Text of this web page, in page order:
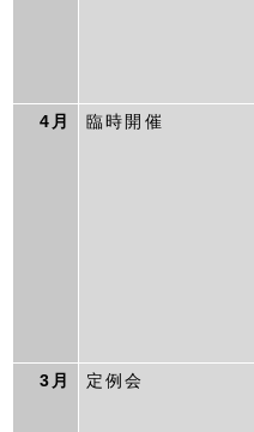
4月 臨時開催
3月 定例会